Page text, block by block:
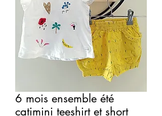
6 mois ensemble été
catimini teeshirt et short